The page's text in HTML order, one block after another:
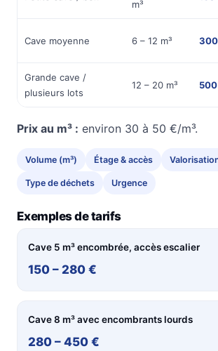
m³
Cave moyenne 6 – 12 m³
Grande cave /
plusieurs lots
12 – 20 m³
Prix au m³ : environ 30 à 50 €/m³.
Volume (m³) Étage & accès
Type de déchets Urgence
Exemples de tarifs
Cave 5 m³ encombrée, accès escalier
150 – 280 €
Cave 8 m³ avec encombrants lourds
280 – 450 €